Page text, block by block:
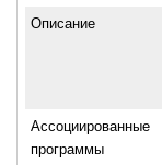
Описание
Ассоциированные
программы